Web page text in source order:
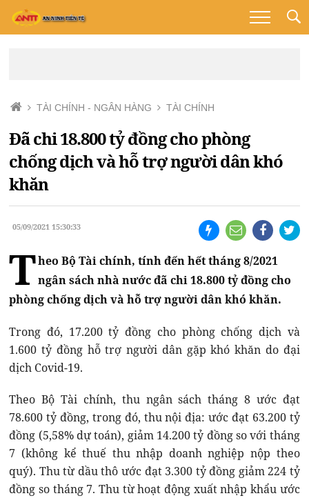
TÀI CHÍNH - NGÂN HÀNG TÀI CHÍNH
Đã chi 18.800 tỷ đồng cho phòng
chống dịch và hỗ trợ người dân khó
khăn
05/09/2021 15:30:33
Theo Bộ Tài chính, tính đến hết tháng 8/2021
ngân sách nhà nước đã chi 18.800 tỷ đồng cho
phòng chống dịch và hỗ trợ người dân khó khăn.
Trong đó, 17.200 tỷ đồng cho phòng chống dịch và
1.600 tỷ đồng hỗ trợ người dân gặp khó khăn do đại
dịch Covid-19.
Theo Bộ Tài chính, thu ngân sách tháng 8 ước đạt
78.600 tỷ đồng, trong đó, thu nội địa: ước đạt 63.200 tỷ
đồng (5,58% dự toán), giảm 14.200 tỷ đồng so với tháng
7 (không kể thuế thu nhập doanh nghiệp nộp theo
quý). Thu từ dầu thô ước đạt 3.300 tỷ đồng giảm 224 tỷ
đồng so tháng 7. Thu từ hoạt động xuất nhập khẩu ước